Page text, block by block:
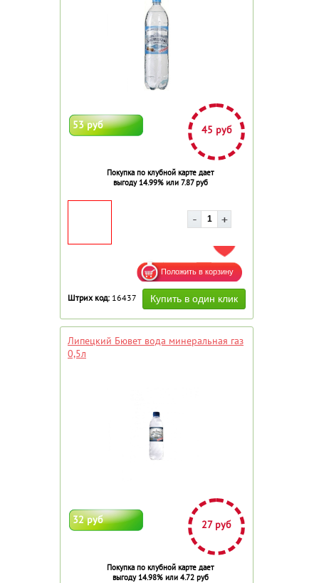
53 руб 45 руб
Покупка по клубной карте дает
выгоду 14.99% или 7.87 руб
ДОБАВИТЬ В ИЗБРАННОЕ
Штрих код: 16437
Липецкий Бювет вода минеральная газ
0,5л
32 руб 27 руб
Покупка по клубной карте дает
выгоду 14.98% или 4.72 руб